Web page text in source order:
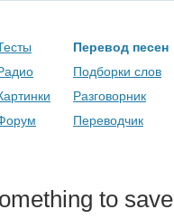
Перевод песен
Подборки слов
Разговорник
Переводчик
to save